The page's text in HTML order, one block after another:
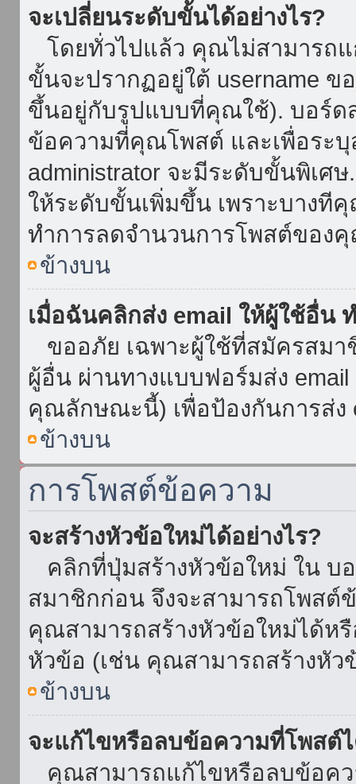
จะเปลี่ยนระดับขั้นได้อย่างไร?
โดยทั่วไปแล้ว คุณไม่สามารถ
ขั้นจะปรากฏอยู่ใต้ username
ขึ้นอยู่กับรูปแบบที่คุณใช้). บอร์ด
ข้อความที่คุณโพสต์ และเพื่อระบุ
administrator จะมีระดับขั้นพิเศ
ให้ระดับขั้นเพิ่มขึ้น เพราะบางที
ทำการลดจำนวนการโพสต์ของ
ข้างบน
เมื่อฉันคลิกส่ง email ให้ผู้ใช้อื่น
ขออภัย เฉพาะผู้ใช้ที่สมัครสมา
ผู้อื่น ผ่านทางแบบฟอร์มส่ง
คุณลักษณะนี้) เพื่อป้องกันการส่ง
ข้างบน
การโพสต์ข้อความ
จะสร้างหัวข้อใหม่ได้อย่างไร?
คลิกที่ปุ่มสร้างหัวข้อใหม่ ใน บ
สมาชิกก่อน จึงจะสามารถโพส
คุณสามารถสร้างหัวข้อใหม่ได้ห
หัวข้อ (เช่น คุณสามารถสร้างหั
ข้างบน
จะแก้ไขหรือลบข้อความที่โพสต์ไ
คุณสามารถแก้ไขหรือลบข้อคว